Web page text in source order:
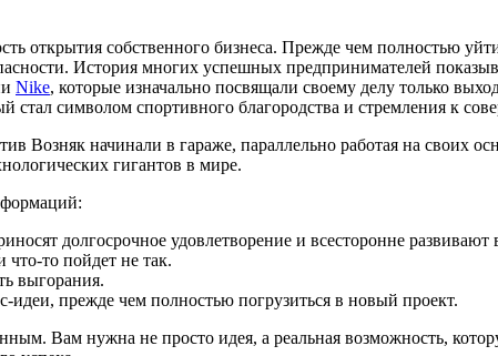
открытия собственного бизнеса. Прежде чем полностью
История многих успешных предпринимателей
Nike, которые изначально посвящали своему делу только
символом спортивного благородства и стремления к
Возняк начинали в гараже, параллельно работая на своих
гигантов в мире.
долгосрочное удовлетворение и всесторонне
то пойдет не так.
выгорания.
идеи, прежде чем полностью погрузиться в новый проект.
Вам нужна не просто идея, а реальная возможность,